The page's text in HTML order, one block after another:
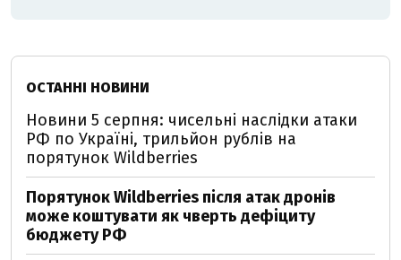
ОСТАННІ НОВИНИ
Новини 5 серпня: чисельні наслідки атаки
РФ по Україні, трильйон рублів на
порятунок Wildberries
Порятунок Wildberries після атак дронів
може коштувати як чверть дефіциту
бюджету РФ